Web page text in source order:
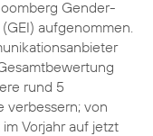
Gender-
aufgenommen.
rund 5
verbessern; von
Vorjahr auf jetzt